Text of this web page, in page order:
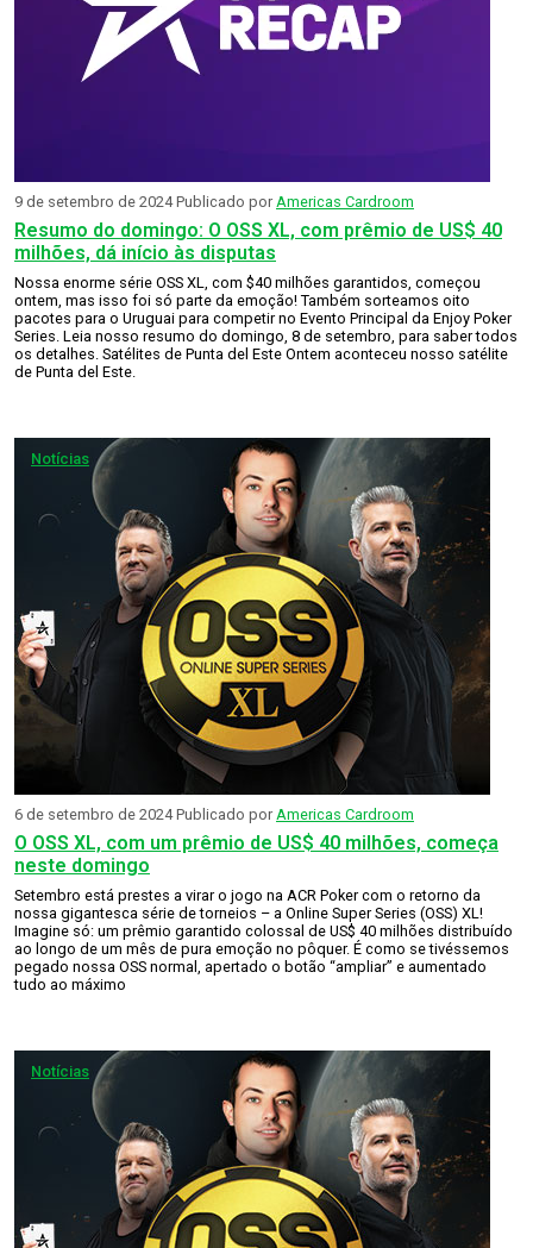
Resumo do domingo: O OSS XL, com prêmio de US$ 40
milhões, dá início às disputas
9 de setembro de 2024Publicado por Americas Cardroom
Nossa enorme série OSS XL, com $40 milhões garantidos, começou
ontem, mas isso foi só parte da emoção! Também sorteamos oito
pacotes para o Uruguai para competir no Evento Principal da Enjoy Poker
Series. Leia nosso resumo do domingo, 8 de setembro, para saber todos
os detalhes. Satélites de Punta del Este Ontem aconteceu nosso satélite
de Punta del Este.
Notícias
O OSS XL, com um prêmio de US$ 40 milhões, começa
neste domingo
6 de setembro de 2024Publicado por Americas Cardroom
Setembro está prestes a virar o jogo na ACR Poker com o retorno da
nossa gigantesca série de torneios – a Online Super Series (OSS) XL!
Imagine só: um prêmio garantido colossal de US$ 40 milhões distribuído
ao longo de um mês de pura emoção no pôquer. É como se tivéssemos
pegado nossa OSS normal, apertado o botão “ampliar” e aumentado
tudo ao máximo
Notícias